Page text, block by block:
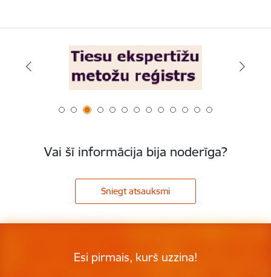
Vai šī informācija bija noderīga?
Sniegt atsauksmi
Esi pirmais, kurš uzzina!